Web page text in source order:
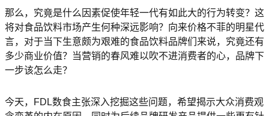
那么，究竟是什么因素促使年轻一代有如此大的行为转变？这
将对食品饮料市场产生何种深远影响？向来价格不菲的明星代
言，对于当下生意颇为艰难的食品饮料品牌们来说，究竟还有
多少商业价值？当营销的春风难以吹不进消费者的心，品牌下
一步该怎么走？
今天，FDL数食主张深入挖掘这些问题，希望揭示大众消费观